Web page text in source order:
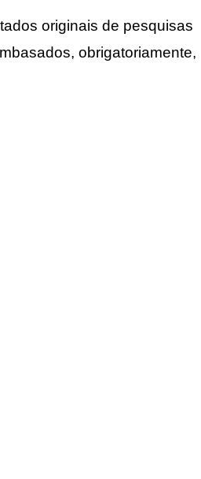
originais de pesquisas
obrigatoriamente,